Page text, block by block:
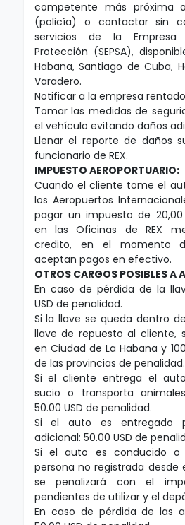
competente más próxima
(policía) o contactar sin
servicios de la
Protección (SEPSA),
Habana, Santiago de Cuba,
Varadero.
Notificar a la empresa
Tomar las medidas de
el vehículo evitando daños
Llenar el reporte de daños
funcionario de REX.
IMPUESTO AEROPORTUARIO:
Cuando el cliente tome el
los Aeropuertos
pagar un impuesto de
en las Oficinas de REX
credito, en el momento
aceptan pagos en efectivo.
OTROS CARGOS POSIBLES A
En caso de pérdida de la
USD de penalidad.
Si la llave se queda dentro
llave de repuesto al cliente,
en Ciudad de La Habana y
de las provincias de penalidad.
Si el cliente entrega el
sucio o transporta
50.00 USD de penalidad.
Si el auto es entregado
adicional: 50.00 USD de
Si el auto es conducido o
persona no registrada desde
se penalizará con el
pendientes de utilizar y el
En caso de pérdida de las